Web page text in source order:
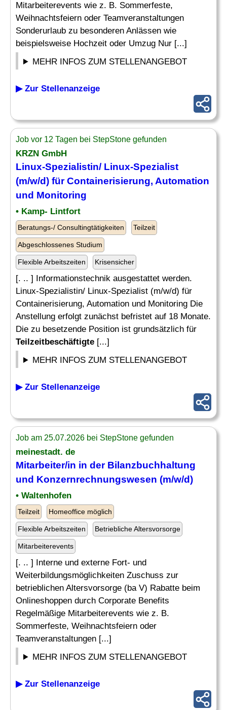
Mitarbeiterevents wie z. B. Sommerfeste,
Weihnachtsfeiern oder Teamveranstaltungen
Sonderurlaub zu besonderen Anlässen wie
beispielsweise Hochzeit oder Umzug Nur [...]
MEHR INFOS ZUM STELLENANGEBOT
▶ Zur Stellenanzeige
Job vor 12 Tagen bei StepStone gefunden
KRZN GmbH
Linux-Spezialistin/ Linux-Spezialist
(m/w/d) für Containerisierung, Automation
und Monitoring
• Kamp- Lintfort
Beratungs-/ Consultingtätigkeiten Teilzeit
Abgeschlossenes Studium
Flexible Arbeitszeiten Krisensicher
[. .. ] Informationstechnik ausgestattet werden.
Linux-Spezialistin/ Linux-Spezialist (m/w/d) für
Containerisierung, Automation und Monitoring Die
Anstellung erfolgt zunächst befristet auf 18 Monate.
Die zu besetzende Position ist grundsätzlich für
Teilzeitbeschäftigte [...]
MEHR INFOS ZUM STELLENANGEBOT
▶ Zur Stellenanzeige
Job am 25.07.2026 bei StepStone gefunden
meinestadt. de
Mitarbeiter/in in der Bilanzbuchhaltung
und Konzernrechnungswesen (m/w/d)
• Waltenhofen
Teilzeit Homeoffice möglich
Flexible Arbeitszeiten Betriebliche Altersvorsorge
Mitarbeiterevents
[. .. ] Interne und externe Fort- und
Weiterbildungsmöglichkeiten Zuschuss zur
betrieblichen Altersvorsorge (ba V) Rabatte beim
Onlineshoppen durch Corporate Benefits
Regelmäßige Mitarbeiterevents wie z. B.
Sommerfeste, Weihnachtsfeiern oder
Teamveranstaltungen [...]
MEHR INFOS ZUM STELLENANGEBOT
▶ Zur Stellenanzeige